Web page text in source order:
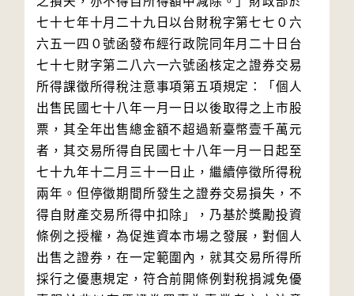
七十七年十月二十九日以台財稅字第七七０六
六五一四０號函發布經行政院同年月二十日台
七十七財字第二八六一六號函核定之證券交易
所得課徵所得稅注意事項第五項規定：「個人
出售民國七十八年一月一日以後取得之上市股
票，其全年出售總金額不超過新臺幣壹千萬元
者，其交易所得自民國七十八年一月一日起至
七十九年十二月三十一日止，繼續停徵所得稅
兩年。但停徵期間所發生之證券交易損失，不
得自財產交易所得中扣除」，乃基於獎勵投資
條例之授權，為促進資本市場之發展，對個人
出售之證券，在一定範圍內，就其交易所得所
採行之優惠規定，符合前開條例對稅捐減免優